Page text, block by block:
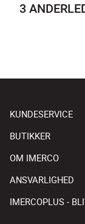
3
KUNDESERVICE
BUTIKKER
OM IMERCO
ANSVARLIGHED
IMERCOPLUS -